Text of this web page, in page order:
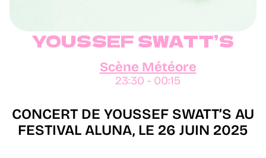
YOUSSEF SWATT’S
Scène Météore
23:30 - 00:15
CONCERT DE YOUSSEF SWATT’S AU
FESTIVAL ALUNA, LE 26 JUIN 2025